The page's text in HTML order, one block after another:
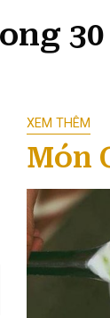
XEM THÊM
Món